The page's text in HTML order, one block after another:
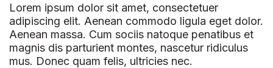
Lorem ipsum dolor sit amet, consectetuer
adipiscing elit. Aenean commodo ligula eget dolor.
Aenean massa. Cum sociis natoque penatibus et
magnis dis parturient montes, nascetur ridiculus
mus. Donec quam felis, ultricies nec.